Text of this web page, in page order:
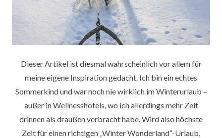
Dieser Artikel ist diesmal wahrscheinlich vor allem für
meine eigene Inspiration gedacht. Ich bin ein echtes
Sommerkind und war noch nie wirklich im Winterurlaub –
außer in Wellnesshotels, wo ich allerdings mehr Zeit
drinnen als draußen verbracht habe. Wird also höchste
Zeit für einen richtigen „Winter Wonderland“-Urlaub,